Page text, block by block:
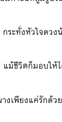
ระทั่งหัวใจดวง
ม้ชีวิตก็มอบให้
งเพียงแค่รักด้ว